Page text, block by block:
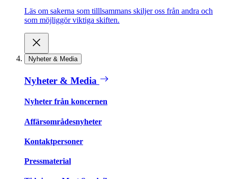
Läs om sakerna som tilllsammans skiljer oss från andra och
som möjliggör viktiga skiften.
Nyheter & Media
Nyheter & Media
Nyheter från koncernen
Affärsområdesnyheter
Kontaktpersoner
Pressmaterial